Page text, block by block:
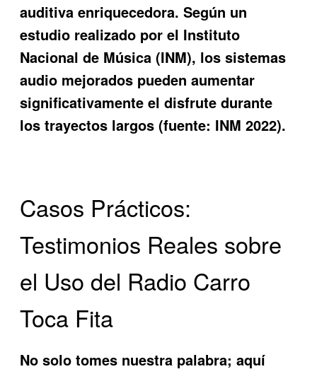
auditiva enriquecedora. Según un
estudio realizado por el Instituto
Nacional de Música (INM), los sistemas
audio mejorados pueden aumentar
significativamente el disfrute durante
los trayectos largos (fuente: INM 2022).
Casos Prácticos:
Testimonios Reales sobre
el Uso del Radio Carro
Toca Fita
No solo tomes nuestra palabra; aquí